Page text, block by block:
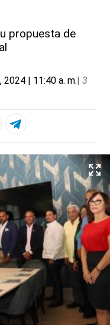
propuesta de
2024 | 11:40 a. m.| 3